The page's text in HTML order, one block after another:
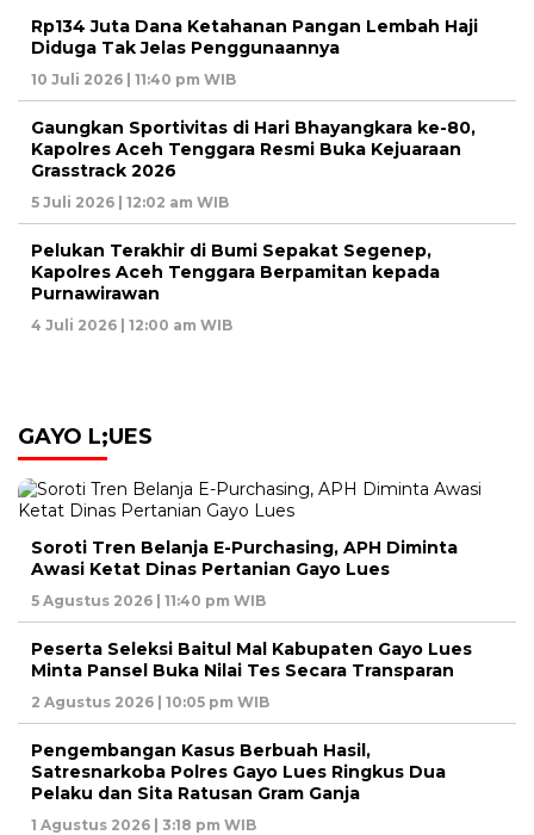
Rp134 Juta Dana Ketahanan Pangan Lembah Haji
Diduga Tak Jelas Penggunaannya
10 Juli 2026 | 11:40 pm WIB
Gaungkan Sportivitas di Hari Bhayangkara ke-80,
Kapolres Aceh Tenggara Resmi Buka Kejuaraan
Grasstrack 2026
5 Juli 2026 | 12:02 am WIB
Pelukan Terakhir di Bumi Sepakat Segenep,
Kapolres Aceh Tenggara Berpamitan kepada
Purnawirawan
4 Juli 2026 | 12:00 am WIB
GAYO L;UES
Soroti Tren Belanja E-Purchasing, APH Diminta
Awasi Ketat Dinas Pertanian Gayo Lues
5 Agustus 2026 | 11:40 pm WIB
Peserta Seleksi Baitul Mal Kabupaten Gayo Lues
Minta Pansel Buka Nilai Tes Secara Transparan
2 Agustus 2026 | 10:05 pm WIB
Pengembangan Kasus Berbuah Hasil,
Satresnarkoba Polres Gayo Lues Ringkus Dua
Pelaku dan Sita Ratusan Gram Ganja
1 Agustus 2026 | 3:18 pm WIB